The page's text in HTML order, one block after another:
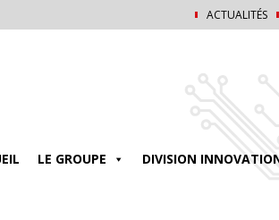
ACTUALITÉS
LE GROUPE DIVISION